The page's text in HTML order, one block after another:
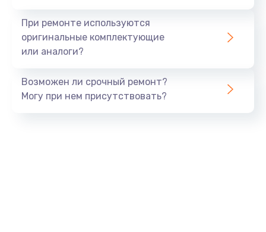
При ремонте используются
оригинальные комплектующие
или аналоги?
Возможен ли срочный ремонт?
Могу при нем присутствовать?